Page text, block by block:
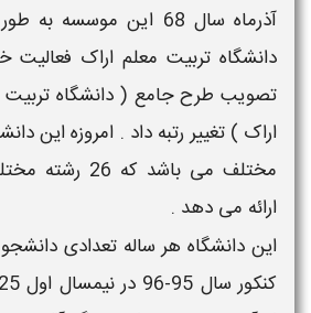
آذرماه سال 68 اين
دانشگاه تربيت معلم اراک فعاليت
تصويب طرح جامع ( دانشگاه تربيت
مختلف می باشد
ارائه می دهد .
این دانشگاه هر ساله تعدادی